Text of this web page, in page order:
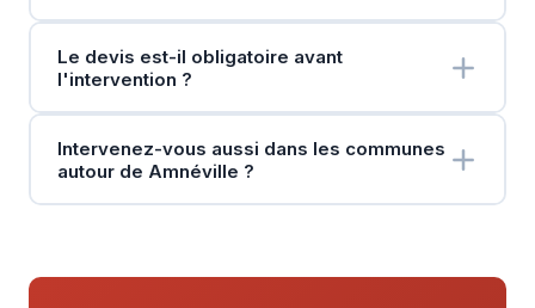
Le devis est-il obligatoire avant
l'intervention ?
Intervenez-vous aussi dans les communes
autour de Amnéville ?